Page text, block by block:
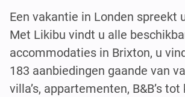
Een vakantie in Londen spreekt
Met Likibu vindt u alle
accommodaties in Brixton, u
183 aanbiedingen gaande van
villa’s, appartementen, B&B’s